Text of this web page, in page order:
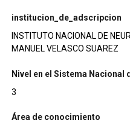
institucion_de_adscripcion
INSTITUTO NACIONAL DE
MANUEL VELASCO SUAREZ
Nivel en el Sistema Nacional
3
Área de conocimiento